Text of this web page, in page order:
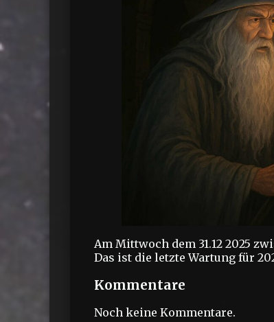
Am Mittwoch dem 31.12 2025
Das ist die letzte Wartung für
Kommentare
Noch keine Kommentare.